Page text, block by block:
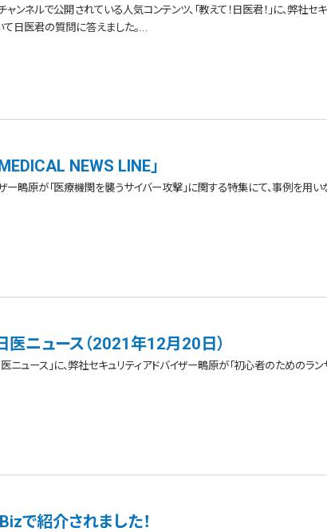
ネルで公開されている人気コンテンツ、「教えて！日医君！」に、弊社セ
て日医君の質問に答えました。...
NEWS LINE」
ー鴫原が「医療機関を襲うサイバー攻撃」に関する特集にて、事例を用
ニュース（2021年12月20日）
ュース」に、弊社セキュリティアドバイザー鴫原が「初心者のためのラ
で紹介されました！